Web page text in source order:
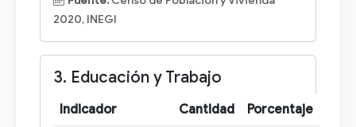
2020, INEGI
3. Educación y Trabajo
Indicador Cantidad Porcentaje